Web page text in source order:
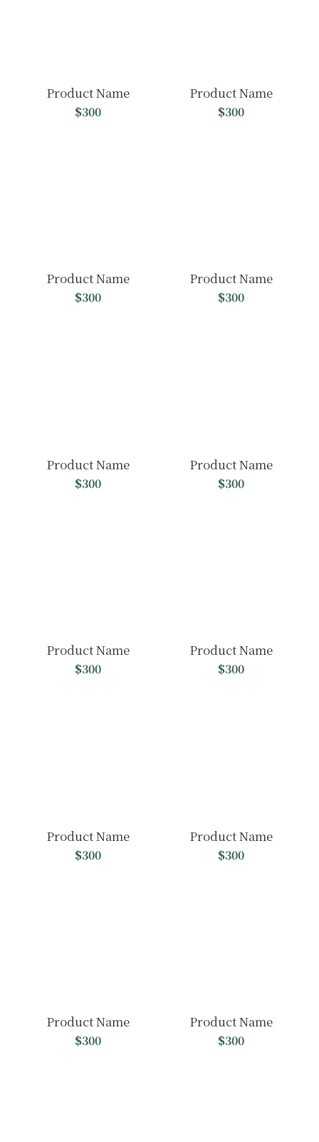
Product Name
$300
Product Name
$300
Product Name
$300
Product Name
$300
Product Name
$300
Product Name
$300
Product Name
$300
Product Name
$300
Product Name
$300
Product Name
$300
Product Name
$300
Product Name
$300